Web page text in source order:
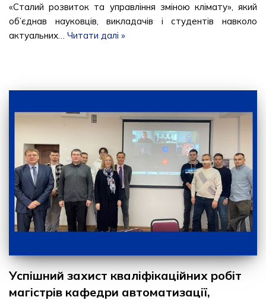
«Сталий розвиток та управління зміною клімату», який
об’єднав науковців, викладачів і студентів навколо
актуальних… Читати далі »
Успішний захист кваліфікаційних робіт
магістрів кафедри автоматизації,